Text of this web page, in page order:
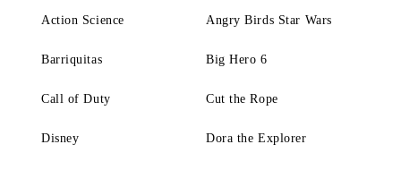
Action Science Angry Birds Star Wars
Barriquitas Big Hero 6
Call of Duty Cut the Rope
Disney Dora the Explorer